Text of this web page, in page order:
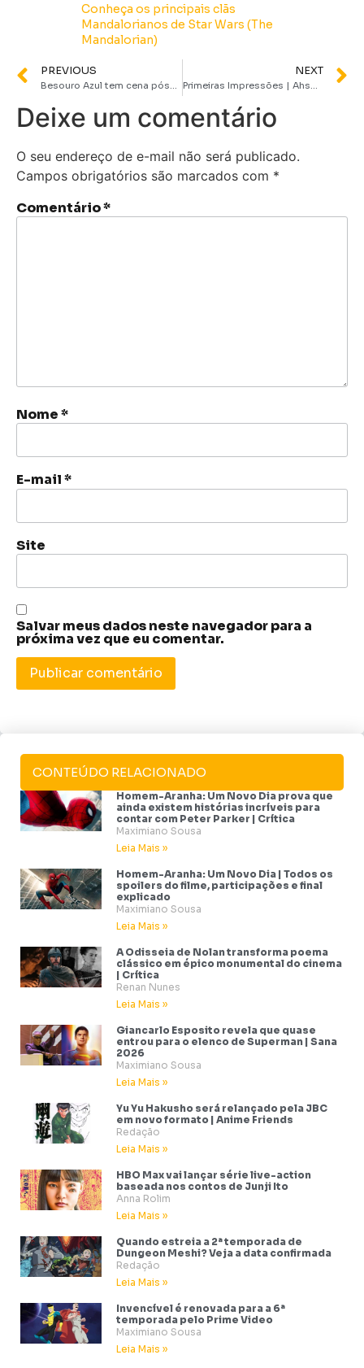
Conheça os principais clãs
Mandalorianos de Star Wars (The
Mandalorian)
PREVIOUS NEXT
Deixe um comentário
O seu endereço de e-mail não será publicado.
Campos obrigatórios são marcados com *
Comentário*
Nome*
E-mail*
Site
Salvar meus dados neste navegador para a
próxima vez que eu comentar.
CONTEÚDO RELACIONADO
Homem-Aranha: Um Novo Dia prova que
ainda existem histórias incríveis para
contar com Peter Parker | Crítica
Maximiano Sousa
Leia Mais »
Homem-Aranha: Um Novo Dia | Todos os
spoilers do filme, participações e final
explicado
Maximiano Sousa
Leia Mais »
A Odisseia de Nolan transforma poema
clássico em épico monumental do cinema
| Crítica
Renan Nunes
Leia Mais »
Giancarlo Esposito revela que quase
entrou para o elenco de Superman | Sana
2026
Maximiano Sousa
Leia Mais »
Yu Yu Hakusho será relançado pela JBC
em novo formato | Anime Friends
Redação
Leia Mais »
HBO Max vai lançar série live-action
baseada nos contos de Junji Ito
Anna Rolim
Leia Mais »
Quando estreia a 2ª temporada de
Dungeon Meshi? Veja a data confirmada
Redação
Leia Mais »
Invencível é renovada para a 6ª
temporada pelo Prime Video
Maximiano Sousa
Leia Mais »